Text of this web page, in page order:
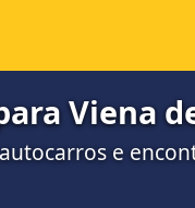
Viena
e